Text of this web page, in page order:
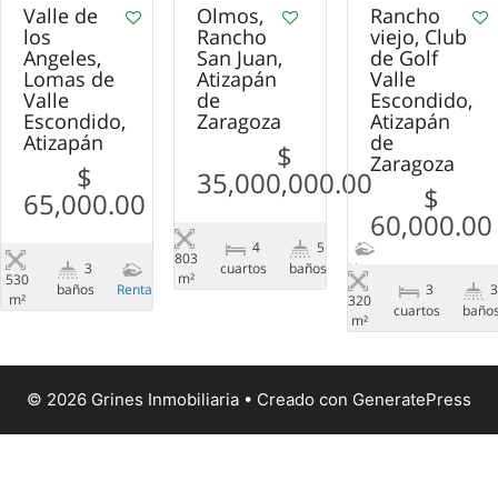
Valle de
los
Angeles,
Lomas de
Valle
Escondido,
Atizapán
$
65,000.00
530
m²
3
baños
Renta
Olmos,
Rancho
San Juan,
Atizapán
de
Zaragoza
$
35,000,000.00
803
m²
4
сuartos
5
baños
Venta
Rancho
viejo, Club
de Golf
Valle
Escondido,
Atizapán
de
Zaragoza
$
60,000.00
320
m²
3
сuartos
3
© 2026 Grines Inmobiliaria • Creado con GeneratePress